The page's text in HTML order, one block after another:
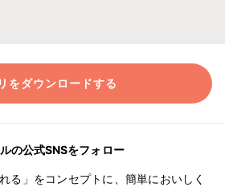
をダウンロードする
の公式SNSをフォロー
る」をコンセプトに、簡単においしく